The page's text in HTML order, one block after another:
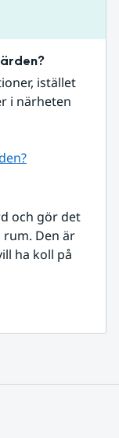
istället
i närheten
och gör det
Den är
ha koll på